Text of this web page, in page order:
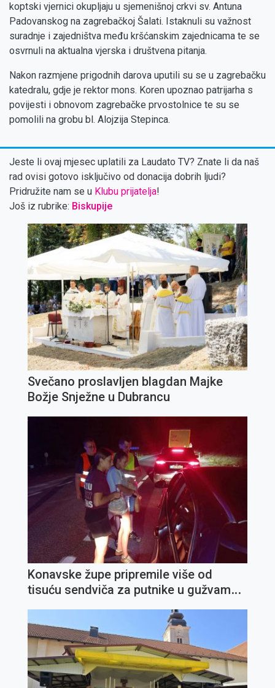
koptski vjernici okupljaju u sjemenišnoj crkvi sv. Antuna
Padovanskog na zagrebačkoj Šalati. Istaknuli su važnost
suradnje i zajedništva među kršćanskim zajednicama te se
osvrnuli na aktualna vjerska i društvena pitanja.
Nakon razmjene prigodnih darova uputili su se u zagrebačku
katedralu, gdje je rektor mons. Koren upoznao patrijarha s
povijesti i obnovom zagrebačke prvostolnice te su se
pomolili na grobu bl. Alojzija Stepinca.
Jeste li ovaj mjesec uplatili za Laudato TV? Znate li da naš
rad ovisi gotovo isključivo od donacija dobrih ljudi?
Pridružite nam se u Klubu prijatelja!
Još iz rubrike: Biskupije
Svečano proslavljen blagdan Majke
Božje Snježne u Dubrancu
Konavske župe pripremile više od
tisuću sendviča za putnike u gužvama